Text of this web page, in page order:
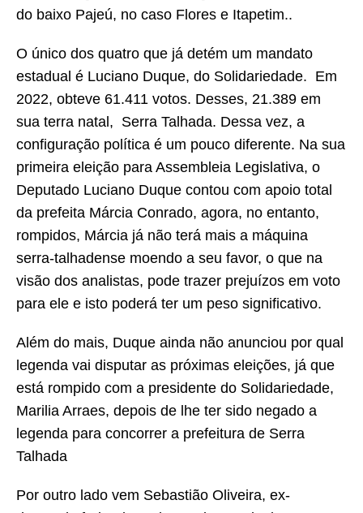
do baixo Pajeú, no caso Flores e Itapetim..
O único dos quatro que já detém um mandato
estadual é Luciano Duque, do Solidariedade. Em
2022, obteve 61.411 votos. Desses, 21.389 em
sua terra natal, Serra Talhada. Dessa vez, a
configuração política é um pouco diferente. Na sua
primeira eleição para Assembleia Legislativa, o
Deputado Luciano Duque contou com apoio total
da prefeita Márcia Conrado, agora, no entanto,
rompidos, Márcia já não terá mais a máquina
serra-talhadense moendo a seu favor, o que na
visão dos analistas, pode trazer prejuízos em voto
para ele e isto poderá ter um peso significativo.
Além do mais, Duque ainda não anunciou por qual
legenda vai disputar as próximas eleições, já que
está rompido com a presidente do Solidariedade,
Marilia Arraes, depois de lhe ter sido negado a
legenda para concorrer a prefeitura de Serra
Talhada
Por outro lado vem Sebastião Oliveira, ex-